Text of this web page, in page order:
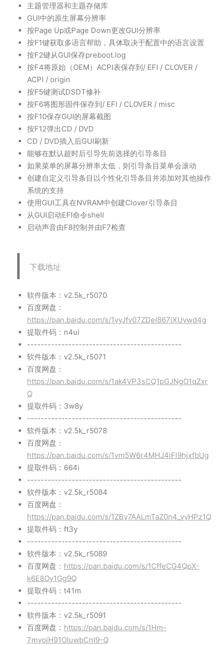
主题管理器和主题存储库
GUI中的原生屏幕分辨率
按Page Up或Page Down更改GUI分辨率
按F1键获取多语言帮助，具体取决于配置中的语言设置
按F2键从GUI保存preboot.log
按F4将原始（OEM）ACPI表保存到/ EFI / CLOVER /
ACPI / origin
按F5键测试DSDT修补
按F6将图形固件保存到/ EFI / CLOVER / misc
按F10保存GUI的屏幕截图
按F12弹出CD / DVD
CD / DVD插入后GUI刷新
能够在默认超时后引导先前选择的引导条目
如果菜单的屏幕分辨率太低，则引导条目菜单会滚动
创建自定义引导条目以个性化引导条目并添加对其他操作
系统的支持
使用GUI工具在NVRAM中创建Clover引导条目
从GUI启动EFI命令shell
启动声音由F8控制并由F7检查
下载地址
软件版本：v2.5k_r5070
百度网盘：
https://pan.baidu.com/s/1vyJfv07ZDeI867iXUvwd4g
提取件码：n4ui
---------------------------------------------
软件版本：v2.5k_r5071
百度网盘：
https://pan.baidu.com/s/1ak4VP3sCQ1pGJNgO1qZxr
Q
提取件码：3w8y
---------------------------------------------
软件版本：v2.5k_r5078
百度网盘：
https://pan.baidu.com/s/1vm5W6r4MHJ4iFl9hjxfbUg
提取件码：664i
---------------------------------------------
软件版本：v2.5k_r5084
百度网盘：
https://pan.baidu.com/s/1ZBy7AALmTaZ0n4_vyHPz1Q
提取件码：ft3y
---------------------------------------------
软件版本：v2.5k_r5089
百度网盘： https://pan.baidu.com/s/1CffeCG4QpX-
k6E8Oy1Gg9Q
提取件码：t41m
---------------------------------------------
软件版本：v2.5k_r5091
百度网盘： https://pan.baidu.com/s/1Hm-
7myoiH91OIuwbCnI9-Q